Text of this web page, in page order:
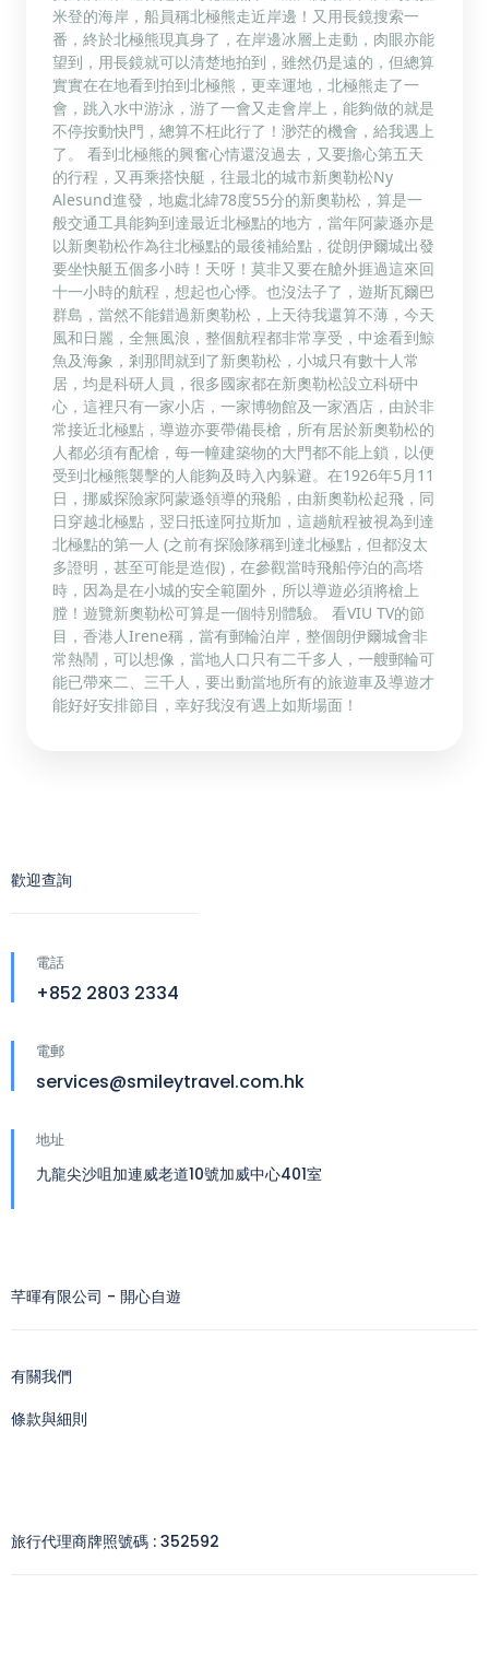
米登的海岸，船員稱北極熊走近岸邊！又用長鏡搜索一
番，終於北極熊現真身了，在岸邊冰層上走動，肉眼亦能
望到，用長鏡就可以清楚地拍到，雖然仍是遠的，但總算
實實在在地看到拍到北極熊，更幸運地，北極熊走了一
會，跳入水中游泳，游了一會又走會岸上，能夠做的就是
不停按動快門，總算不枉此行了！渺茫的機會，給我遇上
了。 看到北極熊的興奮心情還沒過去，又要擔心第五天
的行程，又再乘搭快艇，往最北的城市新奧勒松Ny
Alesund進發，地處北緯78度55分的新奧勒松，算是一
般交通工具能夠到達最近北極點的地方，當年阿蒙遜亦是
以新奧勒松作為往北極點的最後補給點，從朗伊爾城出發
要坐快艇五個多小時！天呀！莫非又要在艙外捱過這來回
十一小時的航程，想起也心悸。也沒法子了，遊斯瓦爾巴
群島，當然不能錯過新奧勒松，上天待我還算不薄，今天
風和日麗，全無風浪，整個航程都非常享受，中途看到鯨
魚及海象，剎那間就到了新奧勒松，小城只有數十人常
居，均是科研人員，很多國家都在新奧勒松設立科研中
心，這裡只有一家小店，一家博物館及一家酒店，由於非
常接近北極點，導遊亦要帶備長槍，所有居於新奧勒松的
人都必須有配槍，每一幢建築物的大門都不能上鎖，以便
受到北極熊襲擊的人能夠及時入內躲避。在1926年5月11
日，挪威探險家阿蒙遜領導的飛船，由新奧勒松起飛，同
日穿越北極點，翌日抵達阿拉斯加，這趟航程被視為到達
北極點的第一人 (之前有探險隊稱到達北極點，但都沒太
多證明，甚至可能是造假)，在參觀當時飛船停泊的高塔
時，因為是在小城的安全範圍外，所以導遊必須將槍上
膛！遊覽新奧勒松可算是一個特別體驗。 看VIU TV的節
目，香港人Irene稱，當有郵輪泊岸，整個朗伊爾城會非
常熱鬧，可以想像，當地人口只有二千多人，一艘郵輪可
能已帶來二、三千人，要出動當地所有的旅遊車及導遊才
能好好安排節目，幸好我沒有遇上如斯場面！
歡迎查詢
電話
+852 2803 2334
電郵
services@smileytravel.com.hk
地址
九龍尖沙咀加連威老道10號加威中心401室
芊暉有限公司 - 開心自遊
有關我們
條款與細則
旅行代理商牌照號碼 : 352592